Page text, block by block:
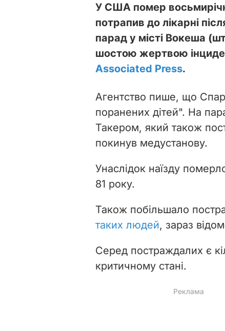
У США помер
потрапив до лікарні
парад у місті Вокеша
шостою жертвою
Associated Press.
Агентство пише, що
поранених дітей". На
Такером, який також
покинув медустанову.
Унаслідок наїзду
81 року.
Також побільшало
таких людей, зараз
Серед постраждалих є
критичному стані.